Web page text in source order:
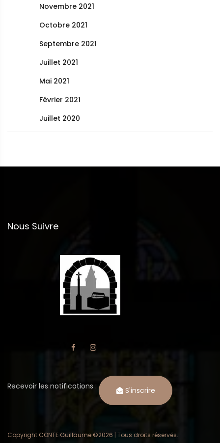
Novembre 2021
Octobre 2021
Septembre 2021
Juillet 2021
Mai 2021
Février 2021
Juillet 2020
Nous Suivre
Recevoir les notifications : S'inscrire
Copyright CONTE Guillaume ©2026 | Tous droits réservés.